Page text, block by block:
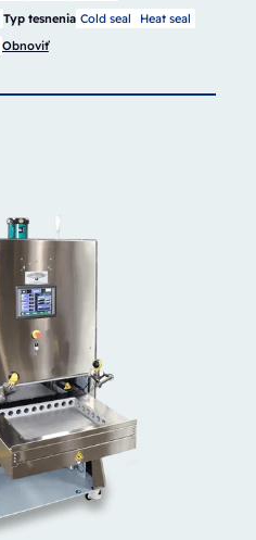
Typ tesnenia Cold seal
Heat seal
Obnoviť